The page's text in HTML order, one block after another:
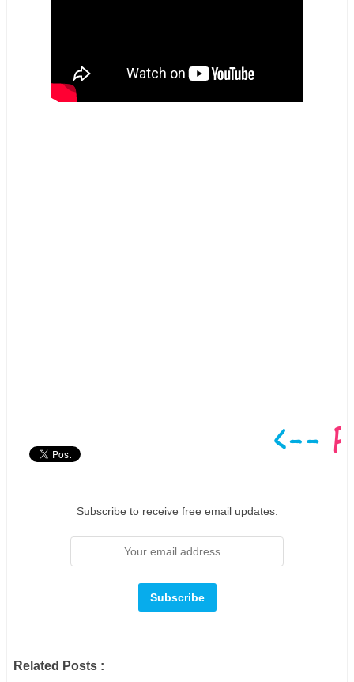
Subscribe to receive free email updates:
Related Posts :